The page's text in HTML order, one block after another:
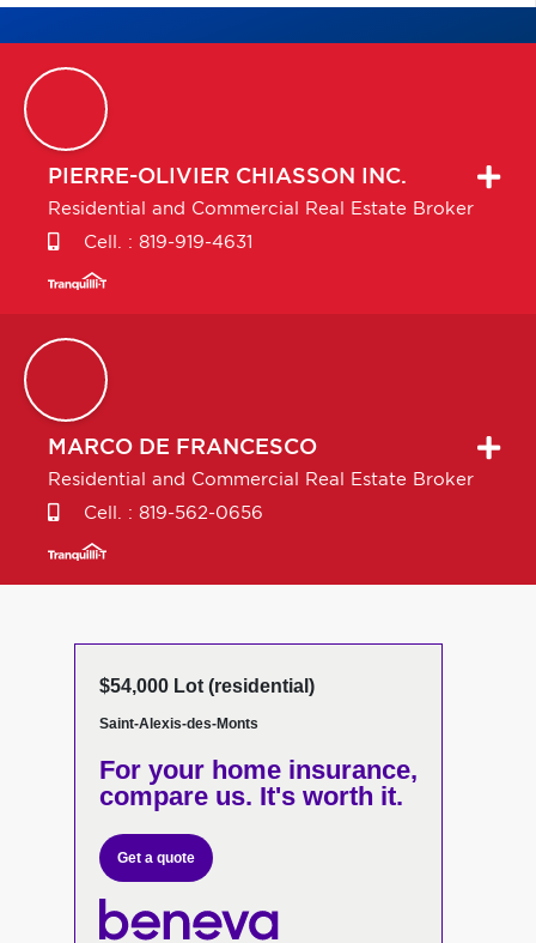
PIERRE-OLIVIER CHIASSON INC.
Residential and Commercial Real Estate Broker
Cell. : 819-919-4631
MARCO DE FRANCESCO
Residential and Commercial Real Estate Broker
Cell. : 819-562-0656
$54,000 Lot (residential)
Saint-Alexis-des-Monts
For your home insurance,
compare us. It's worth it.
Get a quote